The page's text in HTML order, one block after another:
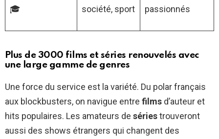
🎓
société, sport
passionnés
Plus de 3000 films et séries renouvelés avec
une large gamme de genres
Une force du service est la variété. Du polar français
aux blockbusters, on navigue entre films d’auteur et
hits populaires. Les amateurs de sériestrouveront
aussi des shows étrangers qui changent des